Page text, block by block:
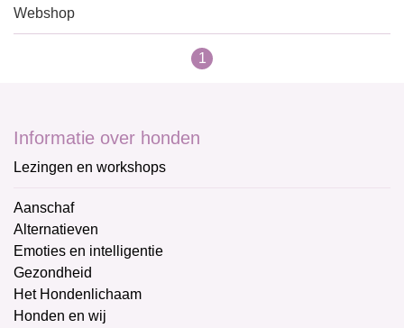
Webshop
1
Informatie over honden
Lezingen en workshops
Aanschaf
Alternatieven
Emoties en intelligentie
Gezondheid
Het Hondenlichaam
Honden en wij